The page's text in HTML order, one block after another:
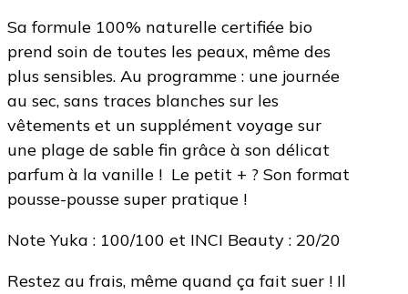
Sa formule 100% naturelle certifiée bio
prend soin de toutes les peaux, même des
plus sensibles. Au programme : une journée
au sec, sans traces blanches sur les
vêtements et un supplément voyage sur
une plage de sable fin grâce à son délicat
parfum à la vanille ! ️ Le petit + ? Son format
pousse-pousse super pratique !
Note Yuka : 100/100 et INCI Beauty : 20/20
Restez au frais, même quand ça fait suer ! Il